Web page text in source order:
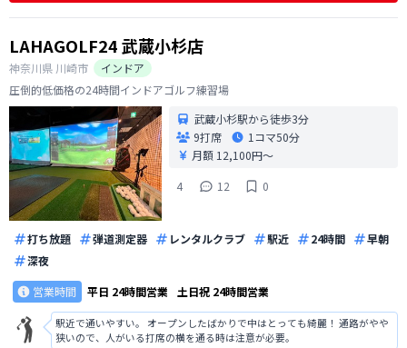
LAHAGOLF24 武蔵小杉店
神奈川県 川崎市
インドア
圧倒的低価格の24時間インドアゴルフ練習場
武蔵小杉駅から徒歩3分
9打席
1コマ50分
月額 12,100円〜
4
12 0
打ち放題 弾道測定器 レンタルクラブ 駅近 24時間
早朝
深夜
営業時間
平日 24時間営業 土日祝 24時間営業
駅近で通いやすい。 オープンしたばかりで中はとっても綺麗！ 通路がやや
狭いので、人がいる打席の横を通る時は注意が必要。